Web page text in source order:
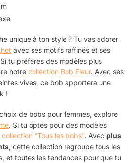
unique à ton style ? Tu vas adorer
avec ses motifs raffinés et ses
tu préfères des modèles plus
notre collection Bob Fleur. Avec ses
vives, ce bob apportera une
!
de bobs pour femmes, explore
. Si tu optes pour des modèles
collection “Tous les bobs”. Avec plus
, cette collection regroupe tous les
et toutes les tendances pour que tu